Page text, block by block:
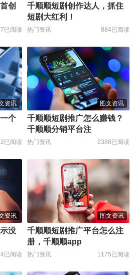
创
已阅读
千顺顺短剧创作达人，抓住
短剧大红利！
热门资讯 884已阅读
资讯
个
已阅读
图文资讯
千顺顺短剧推广怎么赚钱？
千顺顺分销平台注
热门资讯 2388已阅读
资讯
没
已阅读
图文资讯
千顺顺短剧推广平台怎么注
册，千顺顺app
热门资讯 1175已阅读